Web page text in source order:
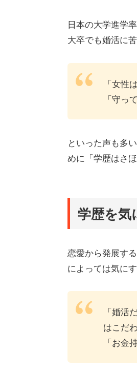
日本の大学進学
大卒でも婚活に
「女性
「守っ
といった声も多
めに「学歴はさ
学歴を気
恋愛から発展す
によっては気に
「婚活
はこだ
「お金